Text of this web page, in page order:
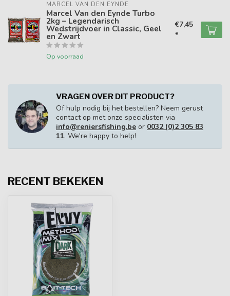
MARCEL VAN DEN EYNDE
Marcel Van den Eynde Turbo
2kg – Legendarisch
Wedstrijdvoer in Classic, Geel
en Zwart
Op voorraad
€7,45
*
VRAGEN OVER DIT PRODUCT?
Of hulp nodig bij het bestellen? Neem gerust
contact op met onze specialisten via
info@reniersfishing.be or 0032 (0)2 305 83
11. We're happy to help!
RECENT BEKEKEN